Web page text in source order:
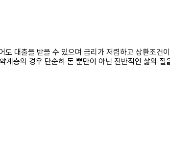
대출을 받을 수 있으며 금리가 저렴하고 상환조건
층의 경우 단순히 돈 뿐만이 아닌 전반적인 삶의 질